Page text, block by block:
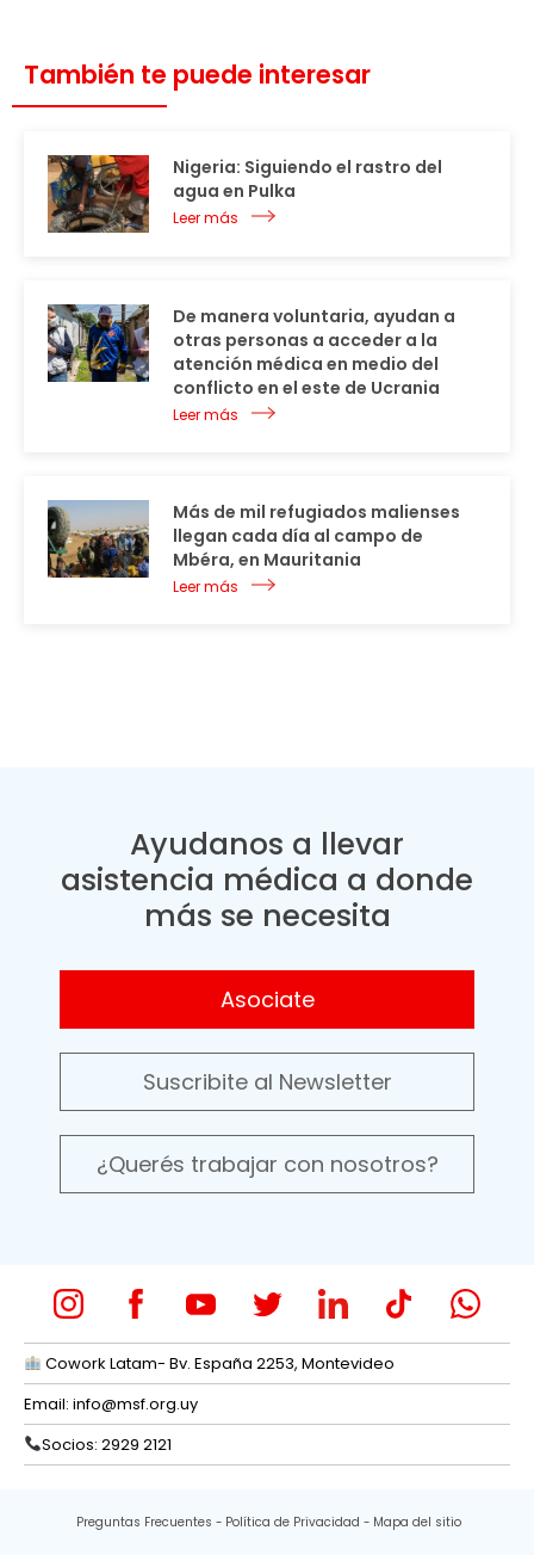
También te puede interesar
Nigeria: Siguiendo el rastro del
agua en Pulka
Leer más
De manera voluntaria, ayudan a
otras personas a acceder a la
atención médica en medio del
conflicto en el este de Ucrania
Leer más
Más de mil refugiados malienses
llegan cada día al campo de
Mbéra, en Mauritania
Leer más
Ayudanos a llevar
asistencia médica a donde
más se necesita
Asociate
Suscribite al Newsletter
¿Querés trabajar con nosotros?
Cowork Latam- Bv. España 2253, Montevideo
Email: info@msf.org.uy
Socios: 2929 2121
Preguntas Frecuentes Política de Privacidad Mapa del sitio